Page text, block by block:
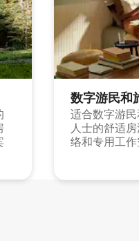
数字游民和
适合数字游
人士的舒适
络和专用工作